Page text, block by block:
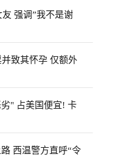
机舱里却突然冒出烟味，
强调”我不是谢
女友陈苡㛤（童芯），比
致其怀孕 仅额外
被判处已羁押时间之外仅
" 占美国便宜! 卡
益，同一天加美贸易官员
西温警方直呼“令